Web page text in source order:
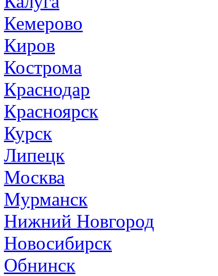
Кемерово
Киров
Кострома
Краснодар
Красноярск
Курск
Липецк
Москва
Мурманск
Нижний Новгород
Новосибирск
Обнинск